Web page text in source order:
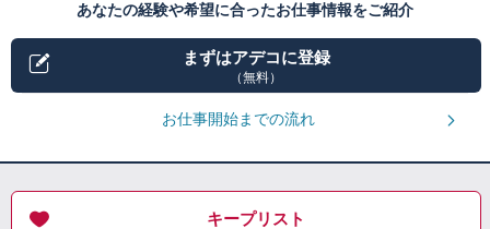
あなたの経験や希望に合ったお仕事情報をご紹介
まずはアデコに登録
（無料）
お仕事開始までの流れ
キープリスト